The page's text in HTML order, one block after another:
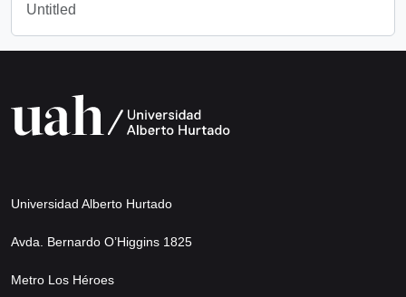
Untitled
Universidad Alberto Hurtado
Avda. Bernardo O’Higgins 1825
Metro Los Héroes